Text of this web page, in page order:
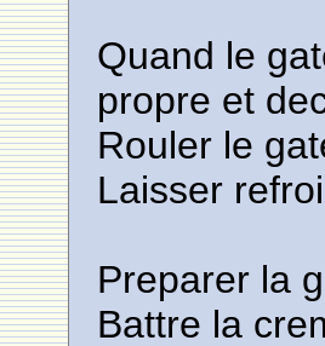
Quand le
propre et
Rouler le
Laisser
Preparer la
Battre la